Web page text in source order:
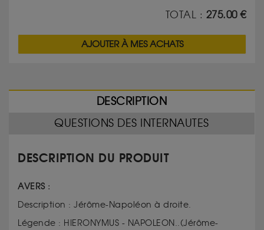
TOTAL : 275.00€
AJOUTER À MES ACHATS
DESCRIPTION
QUESTIONS DES INTERNAUTES
DESCRIPTION DU PRODUIT
AVERS :
Description : Jérôme-Napoléon à droite.
Légende : HIERONYMUS - NAPOLEON..(Jérôme-